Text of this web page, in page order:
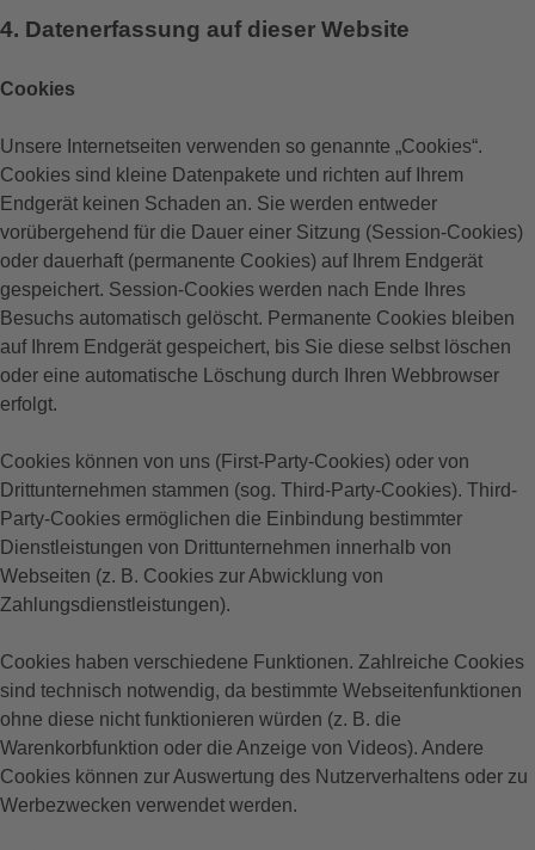
4. Datenerfassung auf dieser Website
Cookies
Unsere Internetseiten verwenden so genannte „Cookies“.
Cookies sind kleine Datenpakete und richten auf Ihrem
Endgerät keinen Schaden an. Sie werden entweder
vorübergehend für die Dauer einer Sitzung (Session-Cookies)
oder dauerhaft (permanente Cookies) auf Ihrem Endgerät
gespeichert. Session-Cookies werden nach Ende Ihres
Besuchs automatisch gelöscht. Permanente Cookies bleiben
auf Ihrem Endgerät gespeichert, bis Sie diese selbst löschen
oder eine automatische Löschung durch Ihren Webbrowser
erfolgt.
Cookies können von uns (First-Party-Cookies) oder von
Drittunternehmen stammen (sog. Third-Party-Cookies). Third-
Party-Cookies ermöglichen die Einbindung bestimmter
Dienstleistungen von Drittunternehmen innerhalb von
Webseiten (z. B. Cookies zur Abwicklung von
Zahlungsdienstleistungen).
Cookies haben verschiedene Funktionen. Zahlreiche Cookies
sind technisch notwendig, da bestimmte Webseitenfunktionen
ohne diese nicht funktionieren würden (z. B. die
Warenkorbfunktion oder die Anzeige von Videos). Andere
Cookies können zur Auswertung des Nutzerverhaltens oder zu
Werbezwecken verwendet werden.